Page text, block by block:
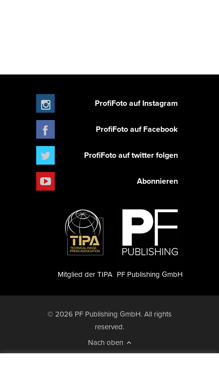
ProfiFoto auf Instagram
ProfiFoto auf Facebook
ProfiFoto auf twitter folgen
Abonnieren
PF Publishing GmbH
Mitglied der TIPA
© 2026 PF Publishing GmbH. All rights
reserved.
Nach oben